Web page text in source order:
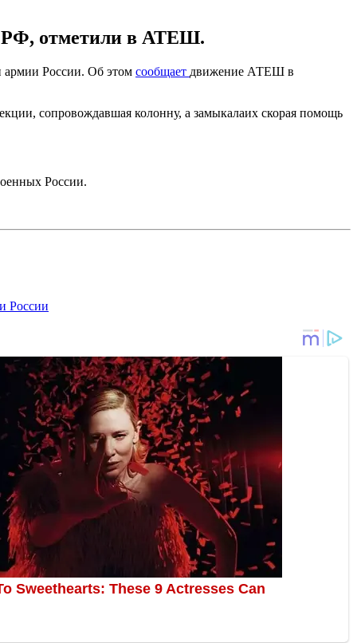
РФ, отметили в АТЕШ.
армии России. Об этом сообщает движение АТЕШ в
сопровождавшая колонну, а замыкалаих скорая помощь
России.
России